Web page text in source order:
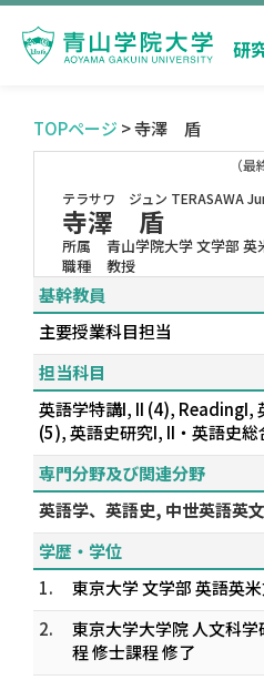
研
TOPページ > 寺澤 盾
（
テラサワ ジュン TERASAWA
寺澤 盾
所属
青山学院大学 文学部 英
職種
教授
基幹教員
主要授業科目担当
担当科目
英語学特講I, II (4), ReadingI,
(5), 英語史研究I, II・英語史
専門分野及び関連分野
英語学、英語史, 中世英語英
学歴・学位
1.
東京大学 文学部 英語英
2.
東京大学大学院 人文科
程 修士課程 修了